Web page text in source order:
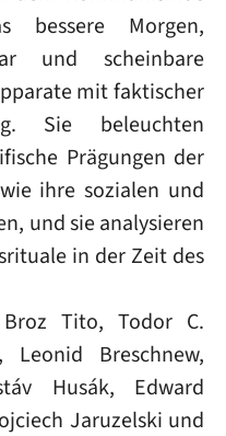
bessere Morgen,
und scheinbare
mit faktischer
Sie beleuchten
Prägungen der
ihre sozialen und
und sie analysieren
in der Zeit des
Tito, Todor C.
Leonid Breschnew,
Husák, Edward
Jaruzelski und